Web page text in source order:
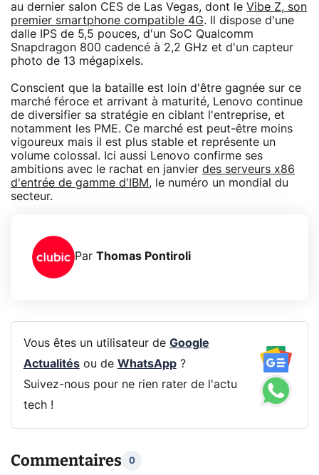
au dernier salon CES de Las Vegas, dont le Vibe Z, son
premier smartphone compatible 4G. Il dispose d'une
dalle IPS de 5,5 pouces, d'un SoC Qualcomm
Snapdragon 800 cadencé à 2,2 GHz et d'un capteur
photo de 13 mégapixels.
Conscient que la bataille est loin d'être gagnée sur ce
marché féroce et arrivant à maturité, Lenovo continue
de diversifier sa stratégie en ciblant l'entreprise, et
notamment les PME. Ce marché est peut-être moins
vigoureux mais il est plus stable et représente un
volume colossal. Ici aussi Lenovo confirme ses
ambitions avec le rachat en janvier des serveurs x86
d'entrée de gamme d'IBM, le numéro un mondial du
secteur.
Par Thomas Pontiroli
Vous êtes un utilisateur de Google
Actualitésou de WhatsApp?
Suivez-nous pour ne rien rater de l'actu
tech !
Commentaires 0